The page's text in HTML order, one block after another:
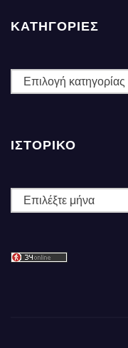
ΚΑΤΗΓΟΡΙΕΣ
ΚΑΤΗΓΟΡΙΕΣ
ΙΣΤΟΡΙΚΌ
Ιστορικό